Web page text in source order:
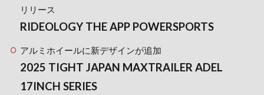
リリース
RIDEOLOGY THE APP POWERSPORTS
アルミホイールに新デザインが追加
2025 TIGHT JAPAN MAXTRAILER ADEL
17INCH SERIES